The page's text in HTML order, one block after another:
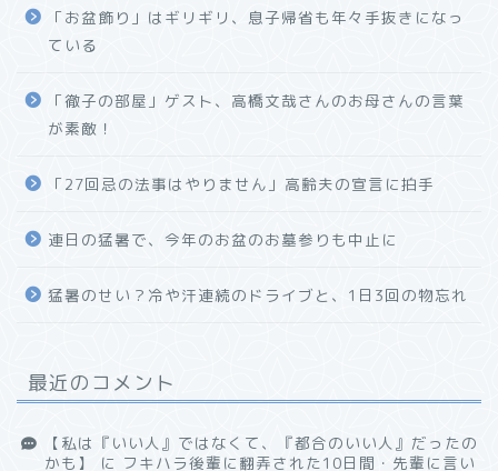
「お盆飾り」はギリギリ、息子帰省も年々手抜きになっ
ている
「徹子の部屋」ゲスト、高橋文哉さんのお母さんの言葉
が素敵！
「27回忌の法事はやりません」高齢夫の宣言に拍手
連日の猛暑で、今年のお盆のお墓参りも中止に
猛暑のせい？冷や汗連続のドライブと、1日3回の物忘れ
最近のコメント
【私は『いい人』ではなくて、『都合のいい人』だったの
かも】
に フキハラ後輩に翻弄された10日間・先輩に言い